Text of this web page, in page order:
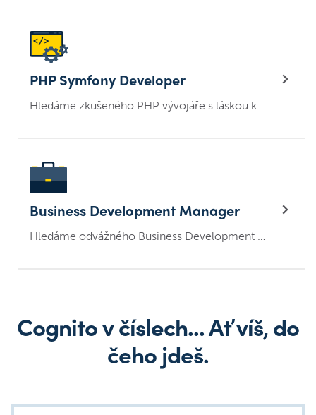
PHP Symfony Developer
Hledáme zkušeného PHP vývojáře s láskou k Symfony
Business Development Manager
Hledáme odvážného Business Development Managera
Cognito v číslech... Ať víš, do
čeho jdeš.